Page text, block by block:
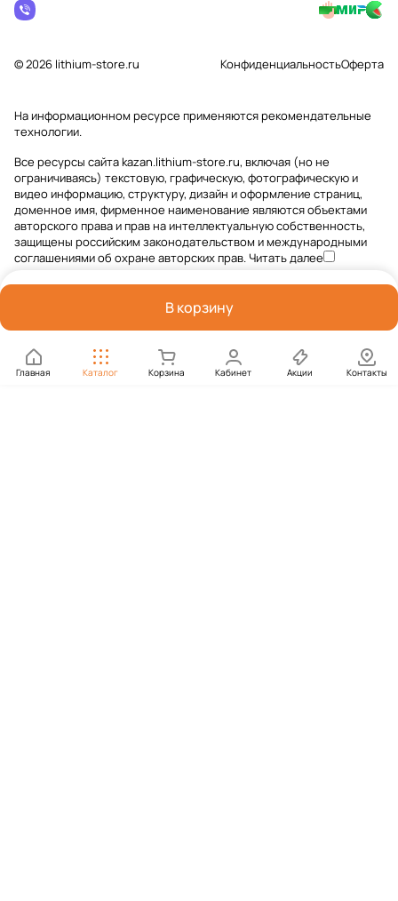
В корзину
Главная Каталог Корзина Кабинет Акции Контакты
© 2026 lithium-store.ru КонфиденциальностьОферта
На информационном ресурсе применяютсярекомендательные
технологии.
Все ресурсы сайта kazan.lithium-store.ru, включая (но не
ограничиваясь) текстовую, графическую, фотографическую и
видео информацию, структуру, дизайн и оформление страниц,
доменное имя, фирменное наименование являются объектами
авторского права и прав на интеллектуальную собственность,
защищены российским законодательством и международными
соглашениями об охране авторских прав.Читать далее